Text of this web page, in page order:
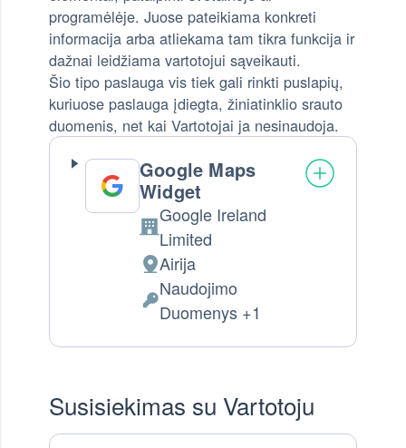
programėlėje. Juose pateikiama konkreti
informacija arba atliekama tam tikra funkcija ir
dažnai leidžiama vartotojui sąveikauti.
Šio tipo paslauga vis tiek gali rinkti puslapių,
kuriuose paslauga įdiegta, žiniatinklio srauto
duomenis, net kai Vartotojai ja nesinaudoja.
Google Maps
Widget
Company:
Google Ireland
Limited
Tvarkymo vieta:
Airija
Tvarkomi Asmens Duomenys:
Naudojimo
Duomenys +1
Susisiekimas su Vartotoju